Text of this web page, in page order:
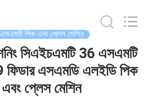
এসএমটি পিক এবং প্লেস মেশিন
সিএইচএমটি 36 এসএমটি
এসএমডি এলইডি পিক
এবং প্লেস মেশিন